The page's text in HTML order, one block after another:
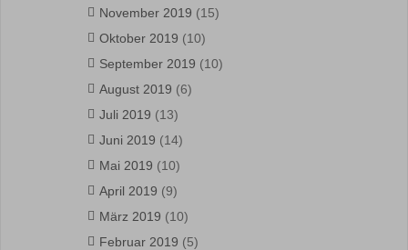
November 2019 (15)
Oktober 2019 (10)
September 2019 (10)
August 2019 (6)
Juli 2019 (13)
Juni 2019 (14)
Mai 2019 (10)
April 2019 (9)
März 2019 (10)
Februar 2019 (5)